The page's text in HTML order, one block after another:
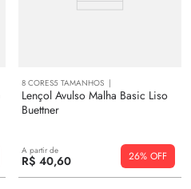
8 CORES5 TAMANHOS
Lençol Avulso Malha Basic Liso
Buettner
A partir de
R$ 40,60 26%